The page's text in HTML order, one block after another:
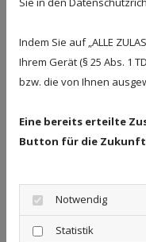
im Sinne des BFSG
Informationstechnik-
Sollten Sie dennoch
Bildnachweis
#701708442 /
#224603671 /
#608121181 /
Indem Sie auf „ALLE
Ihrem Gerät (§ 25 Abs. 1
bzw. die von Ihnen
Eine bereits erteilte
Button für die
Notwendig
Statistik